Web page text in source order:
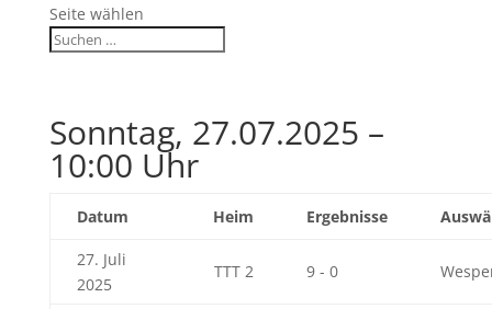
Seite wählen
Sonntag, 27.07.2025 –
10:00 Uhr
Datum Heim Ergebnisse
27. Juli
2025
TTT 2 9 - 0